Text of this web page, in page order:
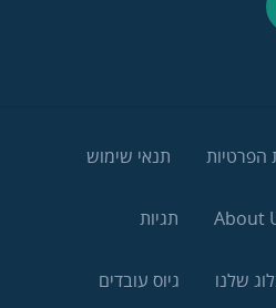
הפרטיות תנאי שימוש
About תגיות
שלנו גיוס עובדים